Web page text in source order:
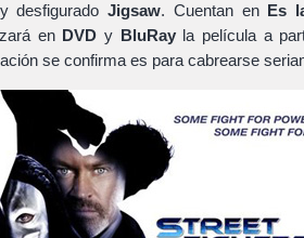
desfiguradoJigsaw. Cuentan en Es
en DVD y BluRayla película a
se confirma es para cabrearse